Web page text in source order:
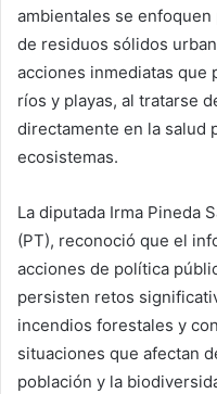
ambientales se
de residuos sólidos
acciones inmediatas que
ríos y playas, al tratarse
directamente en la salud
ecosistemas.
La diputada Irma Pineda
(PT), reconoció que el
acciones de política
persisten retos
incendios forestales y
situaciones que afectan
población y la